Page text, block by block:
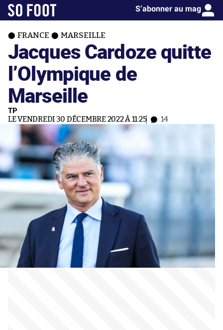
S’abonner au mag
FRANCE MARSEILLE
Jacques Cardoze quitte
l’Olympique de
Marseille
TP
LE VENDREDI 30 DÉCEMBRE 2022 À 11:25 14